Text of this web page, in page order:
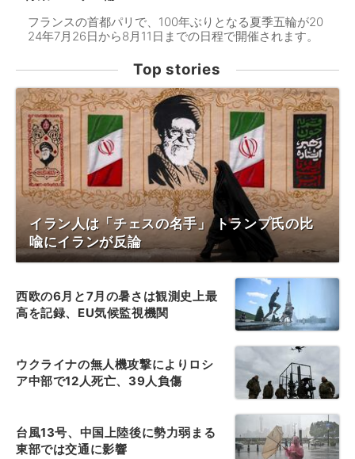
フランスの首都パリで、100年ぶりとなる夏季五輪が20
24年7月26日から8月11日までの日程で開催されます。
Top stories
イラン人は「チェスの名手」 トランプ氏の比
喩にイランが反論
西欧の6月と7月の暑さは観測史上最
高を記録、EU気候監視機関
ウクライナの無人機攻撃によりロシ
ア中部で12人死亡、39人負傷
台風13号、中国上陸後に勢力弱まる
東部では交通に影響